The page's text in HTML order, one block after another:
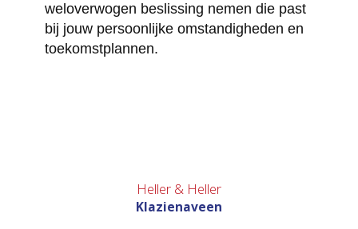
weloverwogen beslissing nemen die past
bij jouw persoonlijke omstandigheden en
toekomstplannen.
Heller & Heller
Klazienaveen